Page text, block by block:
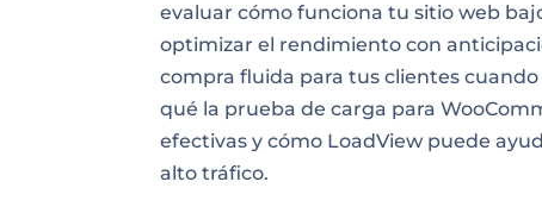
evaluar cómo funciona tu sitio web
optimizar el rendimiento con
compra fluida para tus clientes
qué la prueba de carga para
efectivas y cómo LoadView puede
alto tráfico.